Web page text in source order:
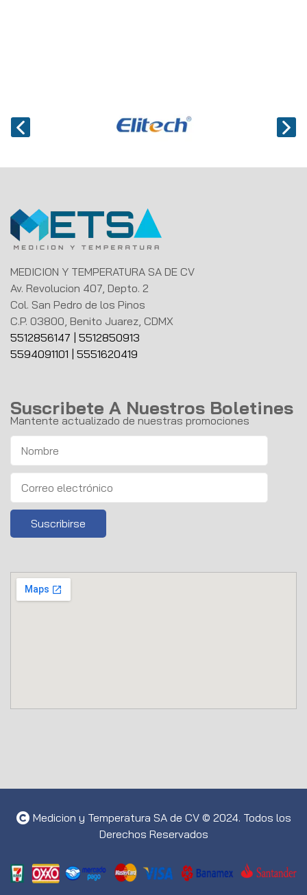
MEDICION Y TEMPERATURA SA DE CV
Av. Revolucion 407, Depto. 2
Col. San Pedro de los Pinos
C.P. 03800, Benito Juarez, CDMX
5512856147
5512850913
5594091101
5551620419
Suscribete A Nuestros Boletines
Mantente actualizado de nuestras promociones
Medicion y Temperatura SA de CV © 2024. Todos los
Derechos Reservados